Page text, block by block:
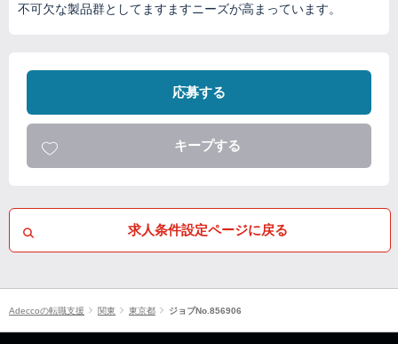
不可欠な製品群としてますますニーズが高まっています。
応募する
キープする
求人条件設定ページに戻る
Adeccoの転職支援 関東 東京都 ジョブNo.856906